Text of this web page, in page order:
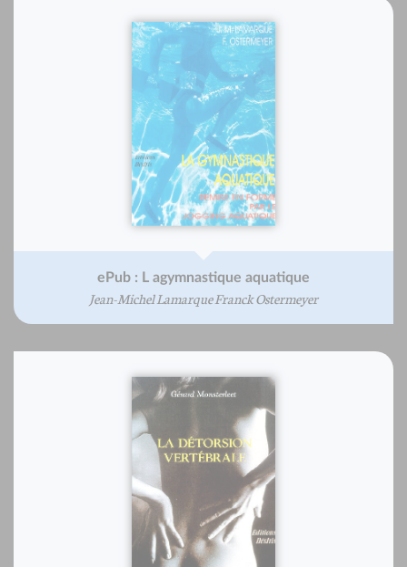
ePub : L agymnastique aquatique
Jean-Michel Lamarque Franck Ostermeyer